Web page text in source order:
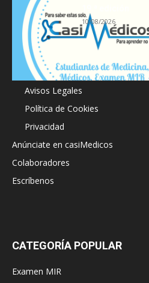
10/08/2026
Acerca de
Avisos Legales
Política de Cookies
Privacidad
Anúnciate en casiMedicos
Colaboradores
Escríbenos
CATEGORÍA POPULAR
Examen MIR